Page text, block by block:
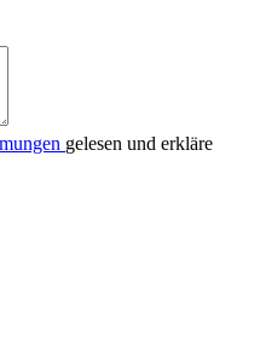
gelesen und erkläre